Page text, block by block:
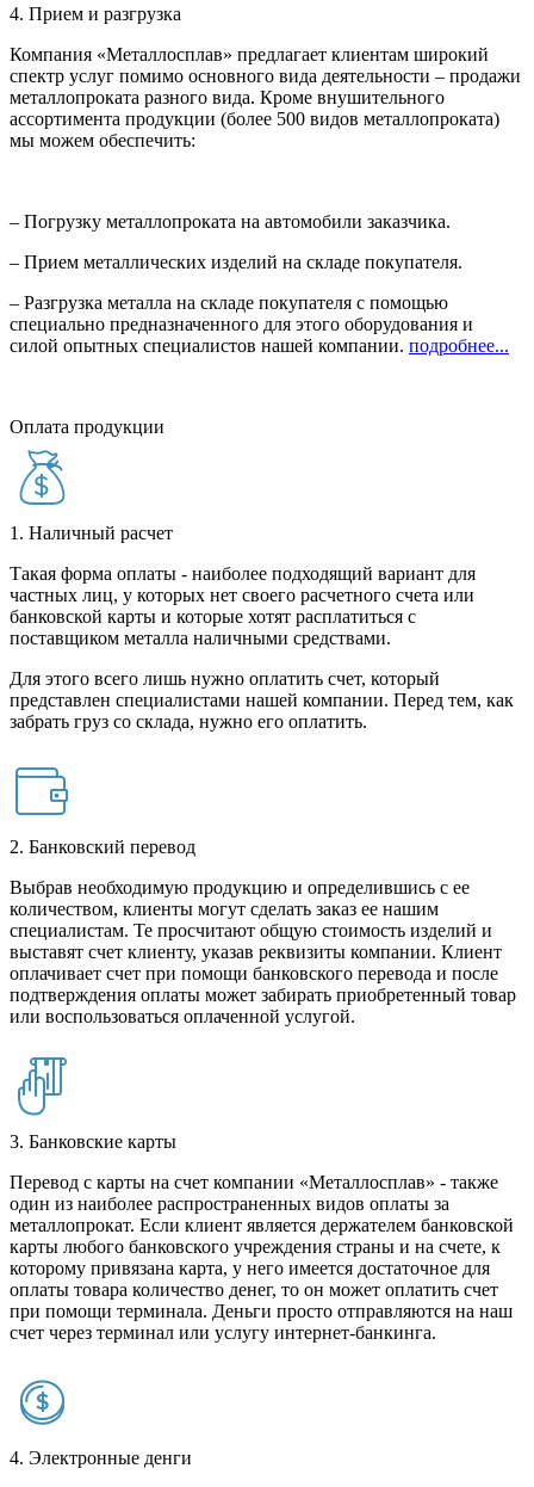
4. Прием и разгрузка
Компания «Металлосплав» предлагает клиентам широкий
спектр услуг помимо основного вида деятельности – продажи
металлопроката разного вида. Кроме внушительного
ассортимента продукции (более 500 видов металлопроката)
мы можем обеспечить:
– Погрузку металлопроката на автомобили заказчика.
– Прием металлических изделий на складе покупателя.
– Разгрузка металла на складе покупателя с помощью
специально предназначенного для этого оборудования и
силой опытных специалистов нашей компании. подробнее...
Оплата продукции
1. Наличный расчет
Такая форма оплаты - наиболее подходящий вариант для
частных лиц, у которых нет своего расчетного счета или
банковской карты и которые хотят расплатиться с
поставщиком металла наличными средствами.
Для этого всего лишь нужно оплатить счет, который
представлен специалистами нашей компании. Перед тем, как
забрать груз со склада, нужно его оплатить.
2. Банковский перевод
Выбрав необходимую продукцию и определившись с ее
количеством, клиенты могут сделать заказ ее нашим
специалистам. Те просчитают общую стоимость изделий и
выставят счет клиенту, указав реквизиты компании. Клиент
оплачивает счет при помощи банковского перевода и после
подтверждения оплаты может забирать приобретенный товар
или воспользоваться оплаченной услугой.
3. Банковские карты
Перевод с карты на счет компании «Металлосплав» - также
один из наиболее распространенных видов оплаты за
металлопрокат. Если клиент является держателем банковской
карты любого банковского учреждения страны и на счете, к
которому привязана карта, у него имеется достаточное для
оплаты товара количество денег, то он может оплатить счет
при помощи терминала. Деньги просто отправляются на наш
счет через терминал или услугу интернет-банкинга.
4. Электронные денги